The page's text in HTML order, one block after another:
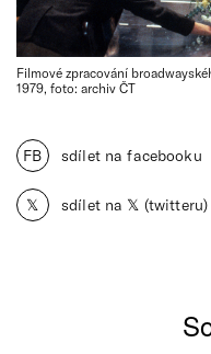
Filmové zpracování
1979, foto: archiv ČT
FB sdílet na facebooku
𝕏 sdílet na 𝕏 (twitteru)